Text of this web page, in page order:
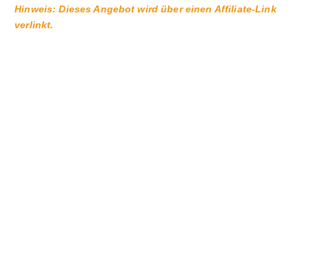
Hinweis: Dieses Angebot wird über einen Affiliate-Link
verlinkt.